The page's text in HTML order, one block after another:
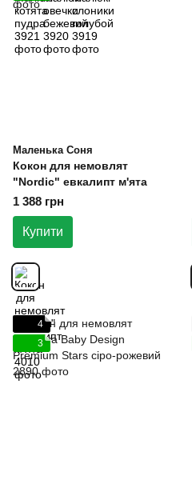
Маленька Соня
Кокон для немовлят
"Nordic" евкалипт м'ята
1 388 грн
Купити
4
3